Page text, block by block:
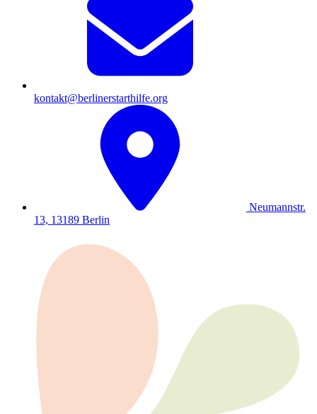
kontakt@berlinerstarthilfe.org
Neumannstr.
13, 13189 Berlin